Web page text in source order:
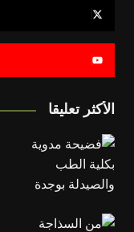
الأكثر تعليقا